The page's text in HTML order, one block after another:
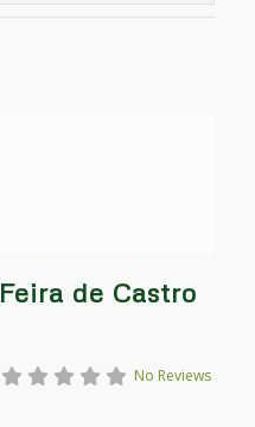
Feira de Castro
No Reviews